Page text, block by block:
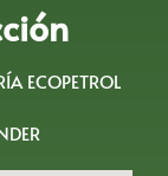
ECOPETROL